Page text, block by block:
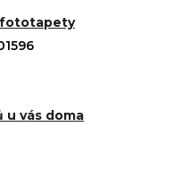
u vás doma